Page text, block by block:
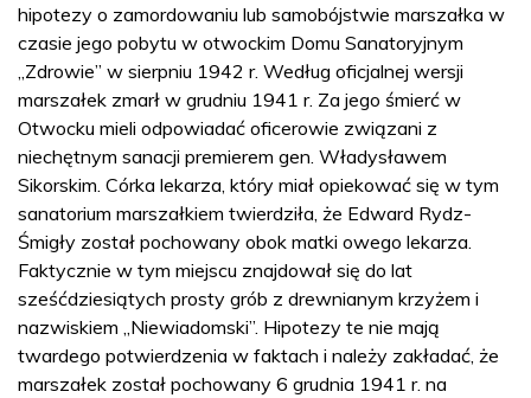
hipotezy o zamordowaniu lub samobójstwie marszałka w
czasie jego pobytu w otwockim Domu Sanatoryjnym
„Zdrowie” w sierpniu 1942 r. Według oficjalnej wersji
marszałek zmarł w grudniu 1941 r. Za jego śmierć w
Otwocku mieli odpowiadać oficerowie związani z
niechętnym sanacji premierem gen. Władysławem
Sikorskim. Córka lekarza, który miał opiekować się w tym
sanatorium marszałkiem twierdziła, że Edward Rydz-
Śmigły został pochowany obok matki owego lekarza.
Faktycznie w tym miejscu znajdował się do lat
sześćdziesiątych prosty grób z drewnianym krzyżem i
nazwiskiem „Niewiadomski”. Hipotezy te nie mają
twardego potwierdzenia w faktach i należy zakładać, że
marszałek został pochowany 6 grudnia 1941 r. na